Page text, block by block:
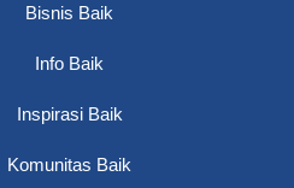
Bisnis Baik
Info Baik
Inspirasi Baik
Komunitas Baik